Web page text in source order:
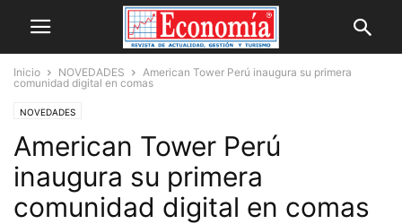
Inicio NOVEDADES
American Tower Perú inaugura su primera
comunidad digital en comas
NOVEDADES
American Tower Perú
inaugura su primera
comunidad digital en comas